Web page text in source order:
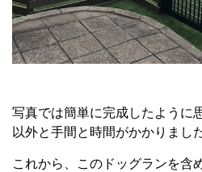
写真では簡単に完成したように
以外と手間と時間がかかりまし
これから、このドッグランを